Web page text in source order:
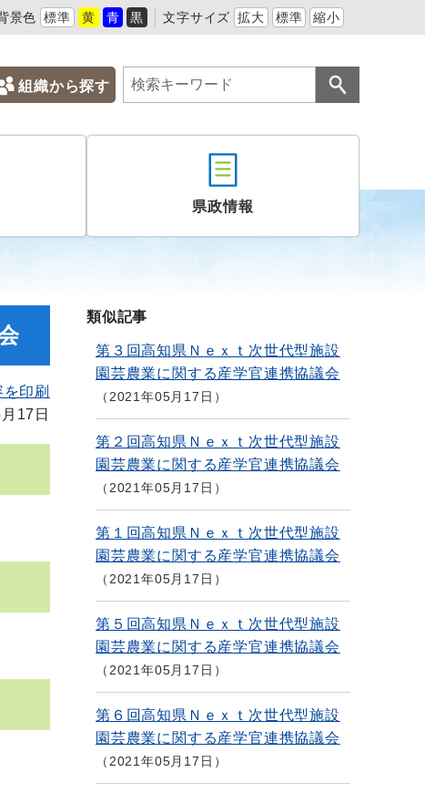
景色 標準 黄 青 黒 文字サイズ 拡大 標準 縮小
組織から探す
県政情報
印刷
17日
類似記事
第３回高知県Ｎｅｘｔ次世代型施設
園芸農業に関する産学官連携協議会
2021年05月17日
第２回高知県Ｎｅｘｔ次世代型施設
園芸農業に関する産学官連携協議会
2021年05月17日
第１回高知県Ｎｅｘｔ次世代型施設
園芸農業に関する産学官連携協議会
2021年05月17日
第５回高知県Ｎｅｘｔ次世代型施設
園芸農業に関する産学官連携協議会
2021年05月17日
第６回高知県Ｎｅｘｔ次世代型施設
園芸農業に関する産学官連携協議会
2021年05月17日